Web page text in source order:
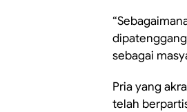
sebagai
Pria yang
telah